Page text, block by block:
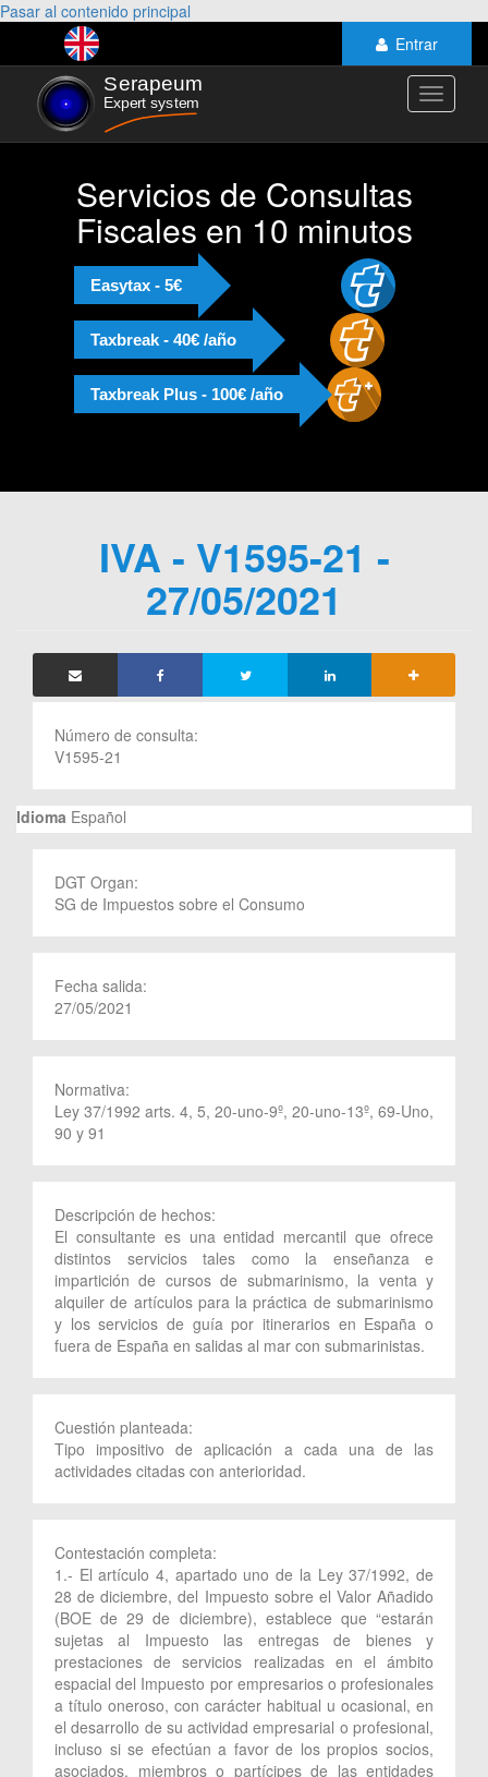
Pasar al contenido principal
Entrar
Toggle
Servicios de Consultas
Fiscales en 10 minutos
Easytax - 5€
Taxbreak - 40€ /año
Taxbreak Plus - 100€ /año
IVA - V1595-21 -
27/05/2021
Número de consulta:
V1595-21
Idioma Español
DGT Organ:
SG de Impuestos sobre el Consumo
Fecha salida:
27/05/2021
Normativa:
Ley 37/1992 arts. 4, 5, 20-uno-9º, 20-uno-13º, 69-Uno,
90 y 91
Descripción de hechos:
El consultante es una entidad mercantil que ofrece
distintos servicios tales como la enseñanza e
impartición de cursos de submarinismo, la venta y
alquiler de artículos para la práctica de submarinismo
y los servicios de guía por itinerarios en España o
fuera de España en salidas al mar con submarinistas.
Cuestión planteada:
Tipo impositivo de aplicación a cada una de las
actividades citadas con anterioridad.
Contestación completa:
1.- El artículo 4, apartado uno de la Ley 37/1992, de
28 de diciembre, del Impuesto sobre el Valor Añadido
(BOE de 29 de diciembre), establece que “estarán
sujetas al Impuesto las entregas de bienes y
prestaciones de servicios realizadas en el ámbito
espacial del Impuesto por empresarios o profesionales
a título oneroso, con carácter habitual u ocasional, en
el desarrollo de su actividad empresarial o profesional,
incluso si se efectúan a favor de los propios socios,
asociados, miembros o partícipes de las entidades